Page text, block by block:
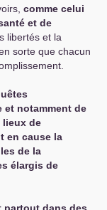
comme celui
et de
libertés et la
sorte que chacun
et notamment de
lieux de
en cause la
de la
élargis de